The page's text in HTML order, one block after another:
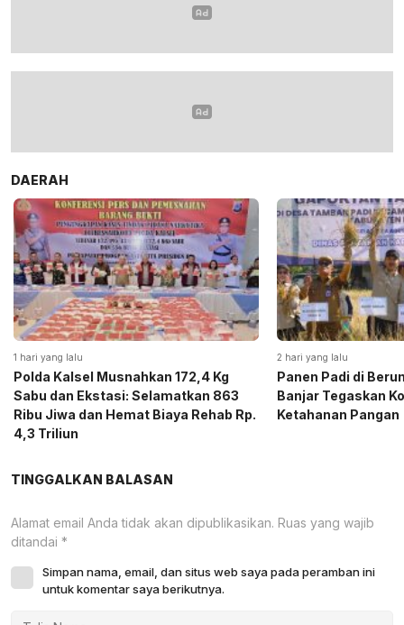
DAERAH
1 hari yang lalu
Polda Kalsel Musnahkan 172,4 Kg
Sabu dan Ekstasi: Selamatkan 863
Ribu Jiwa dan Hemat Biaya Rehab Rp.
4,3 Triliun
2 hari yang lalu
Panen Padi di
Banjar Tegaskan
Ketahanan Pangan
TINGGALKAN BALASAN
Alamat email Anda tidak akan dipublikasikan. Ruas yang wajib
ditandai *
Simpan nama, email, dan situs web saya pada peramban ini
untuk komentar saya berikutnya.